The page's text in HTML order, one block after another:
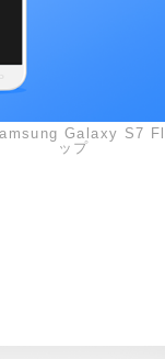
Galaxy S7
ップ